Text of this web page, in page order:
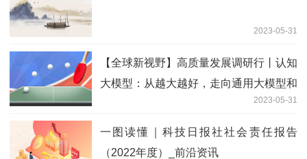
2023-05-31
【全球新视野】高质量发展调研行丨认知
大模型：从越大越好，走向通用大模型和
2023-05-31
一图读懂｜科技日报社社会责任报告
（2022年度）_前沿资讯